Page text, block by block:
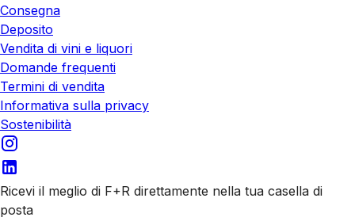
Consegna
Deposito
Vendita di vini e liquori
Domande frequenti
Termini di vendita
Informativa sulla privacy
Sostenibilità
Ricevi il meglio di F+R direttamente nella tua casella di
posta